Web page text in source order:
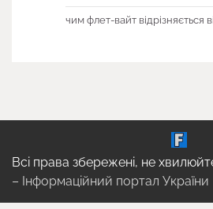
чим флет-вайт відрізняється
Всі права збережені, не
– Інформаційний портал України